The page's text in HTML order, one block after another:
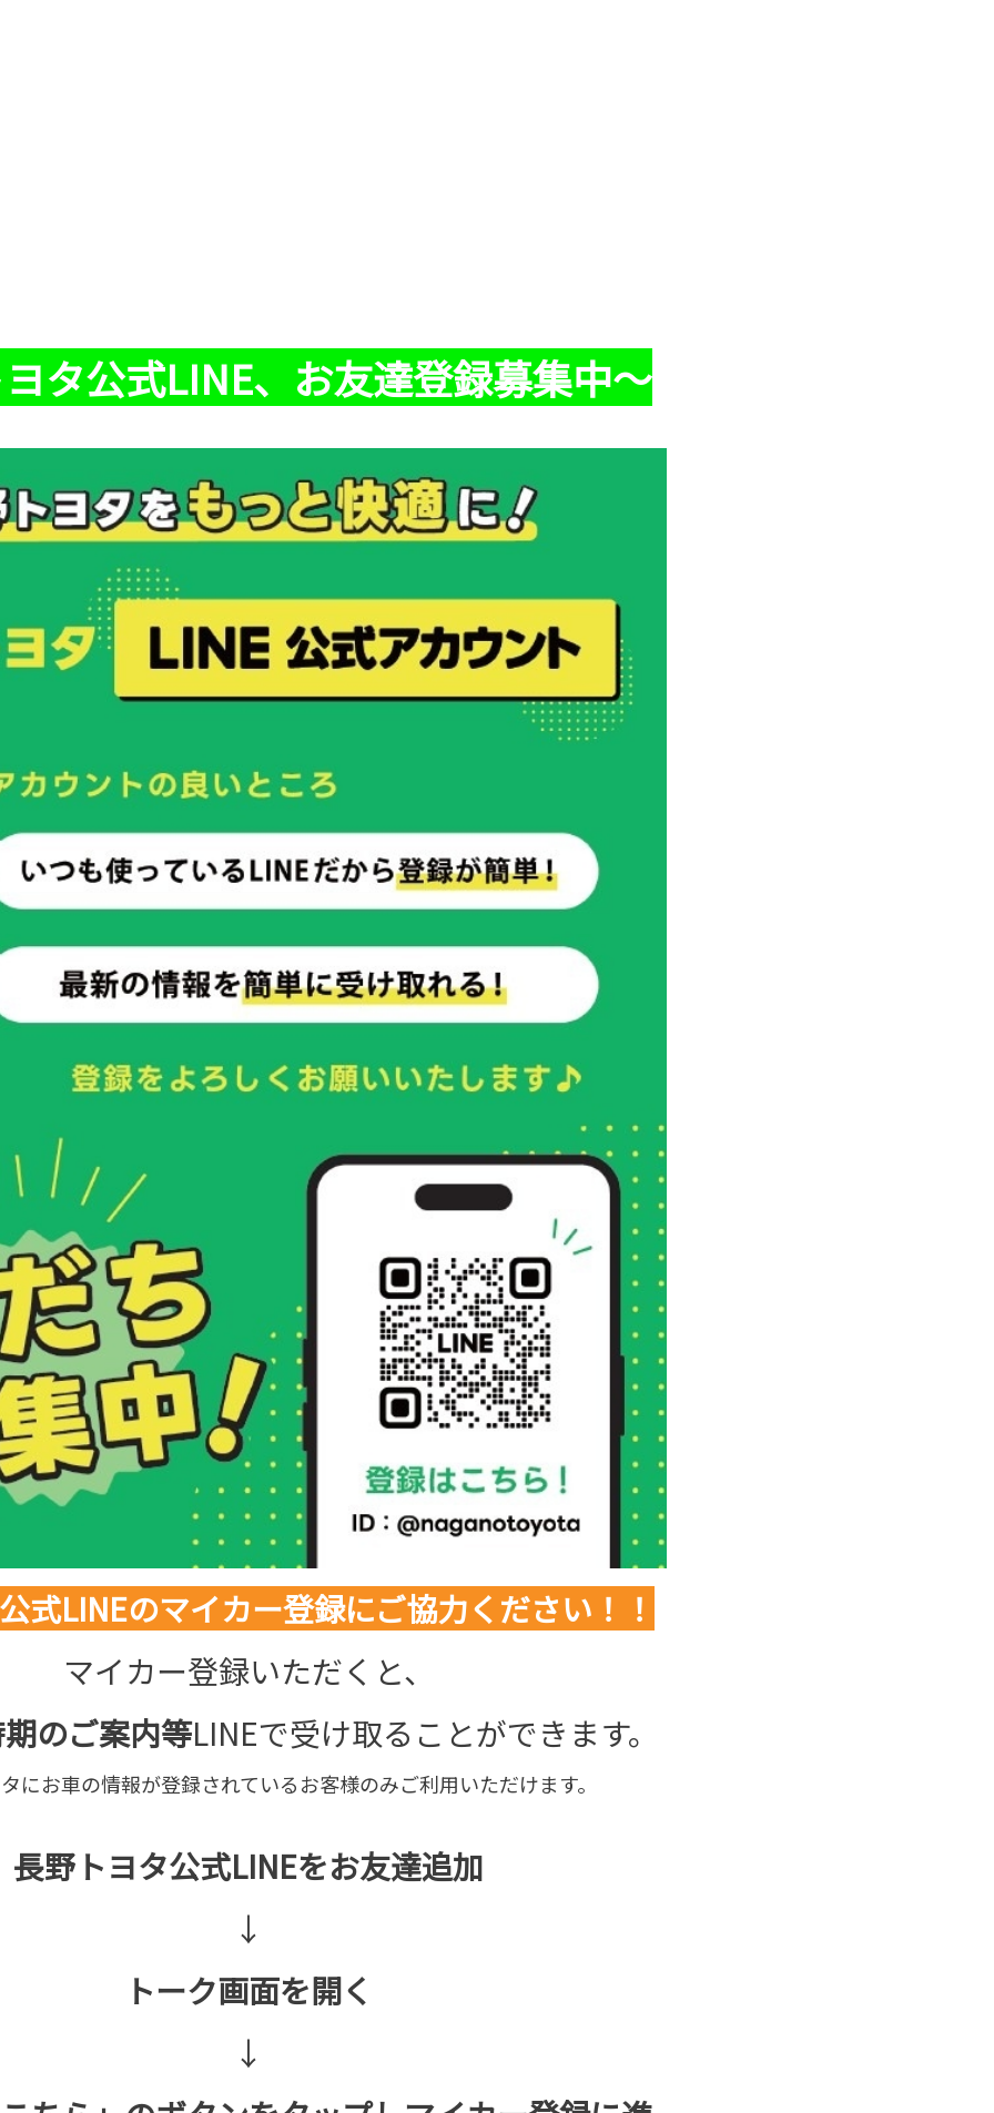
タ公式LINE、お友達登録募集中～
式LINEのマイカー登録にご協力ください！！
マイカー登録いただくと、
のご案内等LINEで受け取ることができます。
にお車の情報が登録されているお客様のみご利用いただけます。
長野トヨタ公式LINEをお友達追加
↓
トーク画面を開く
↓